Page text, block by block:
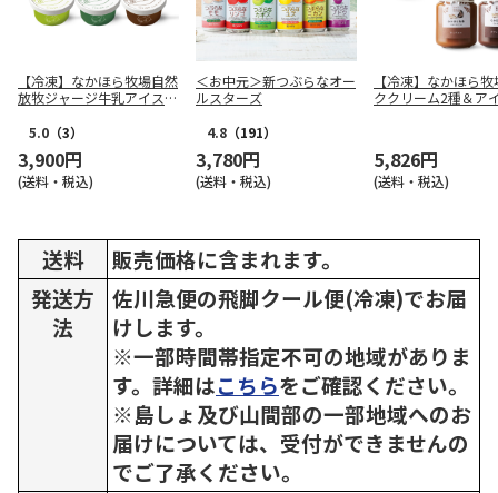
【冷凍】なかほら牧場自然
放牧ジャージ牛乳アイス6
5.0 （3）
3,900円
(送料・税込)
＜お中元＞新つぶらなオー
ルスターズ
4.8 （191）
3,780円
(送料・税込)
【冷凍】なかほら
ククリーム2種＆ア
5,826円
(送料・税込)
送料
販売価格に含まれます。
発送方
法
佐川急便の飛脚クール便(冷凍)でお届
けします。
※一部時間帯指定不可の地域がありま
す。詳細はこちらをご確認ください。
※島しょ及び山間部の一部地域へのお
届けについては、受付ができませんの
でご了承ください。